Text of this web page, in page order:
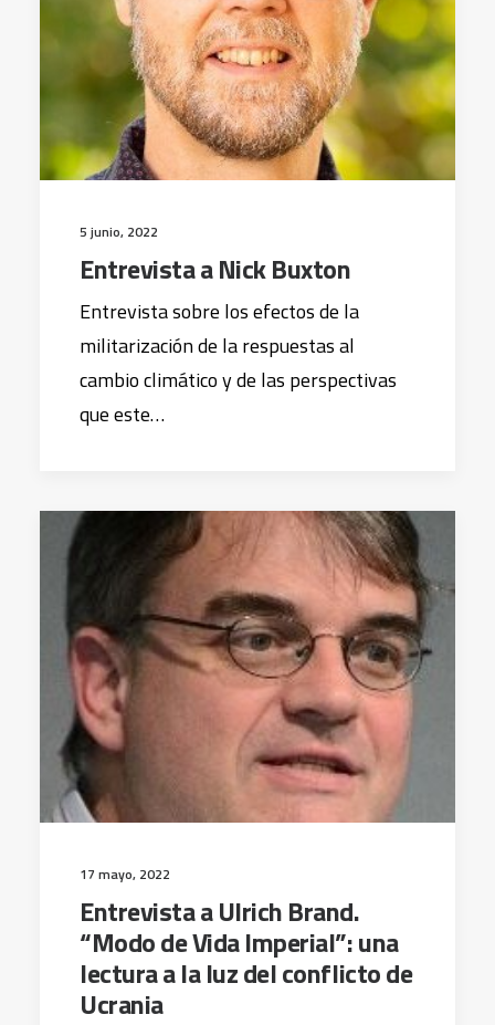
5 junio, 2022
Entrevista a Nick Buxton
Entrevista sobre los efectos de la
militarización de la respuestas al
cambio climático y de las perspectivas
que este…
17 mayo, 2022
Entrevista a Ulrich Brand.
“Modo de Vida Imperial”: una
lectura a la luz del conflicto de
Ucrania